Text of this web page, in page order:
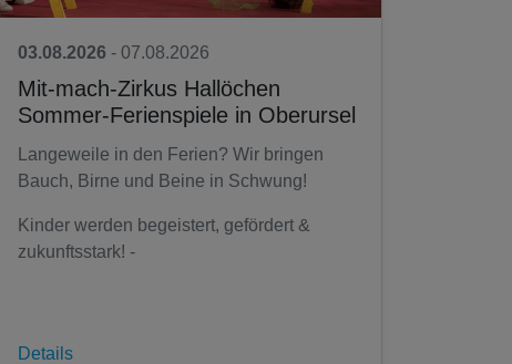
03.08.2026 - 07.08.2026
Mit-mach-Zirkus Hallöchen
Sommer-Ferienspiele in Oberursel
Langeweile in den Ferien? Wir bringen
Bauch, Birne und Beine in Schwung!
Kinder werden begeistert, gefördert &
zukunftsstark! -
Details